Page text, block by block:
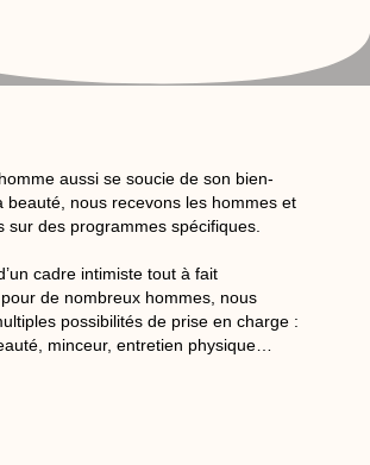
aussi se soucie de son bien-
beauté, nous recevons les hommes et
sur des programmes spécifiques.
cadre intimiste tout à fait
de nombreux hommes, nous
possibilités de prise en charge :
minceur, entretien physique…